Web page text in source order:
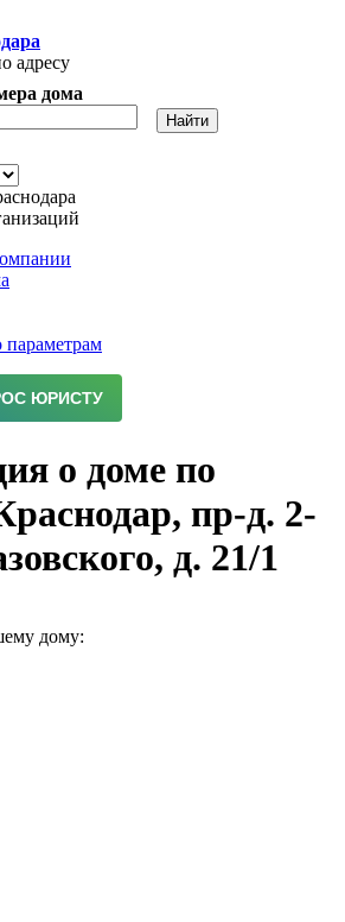
адресу
дома
о доме по
пр-д. 2-
д. 21/1
дому: